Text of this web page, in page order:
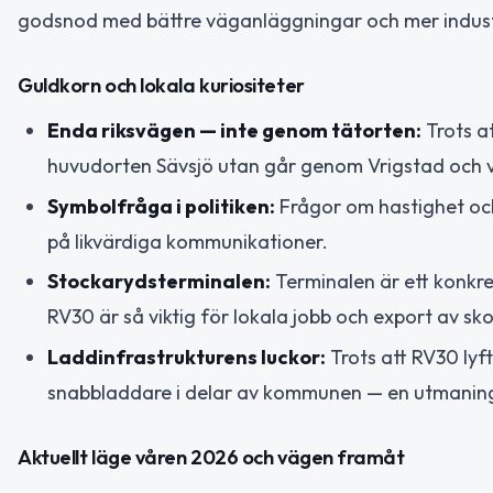
godsnod med bättre väganläggningar och mer
Guldkorn och lokala kuriositeter
Enda riksvägen — inte genom tätorten: Trots
huvudorten Sävsjö utan går genom Vrigstad och
Symbolfråga i politiken: Frågor om hastighet
på likvärdiga kommunikationer.
Stockarydsterminalen: Terminalen är ett
RV30 är så viktig för lokala jobb och export av
Laddinfrastrukturens luckor: Trots att RV30
snabbladdare i delar av kommunen — en
Aktuellt läge våren 2026 och vägen framåt